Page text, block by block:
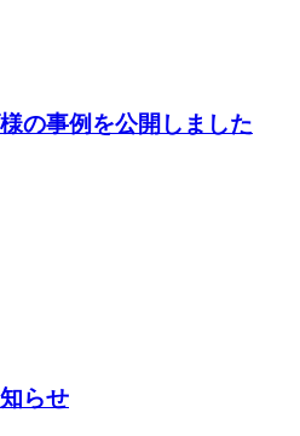
の事例を公開しました
らせ